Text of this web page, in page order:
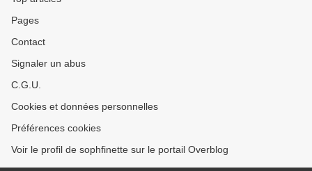
Pages
Contact
Signaler un abus
C.G.U.
Cookies et données personnelles
Préférences cookies
Voir le profil de sophfinette sur le portail Overblog